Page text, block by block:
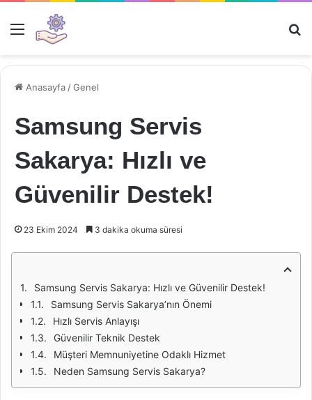
Menü
Anasayfa /Genel
Samsung Servis
Sakarya: Hızlı ve
Güvenilir Destek!
23 Ekim 2024 3 dakika okuma süresi
Samsung Servis Sakarya: Hızlı ve Güvenilir Destek!
Samsung Servis Sakarya’nın Önemi
Hızlı Servis Anlayışı
Güvenilir Teknik Destek
Müşteri Memnuniyetine Odaklı Hizmet
Neden Samsung Servis Sakarya?